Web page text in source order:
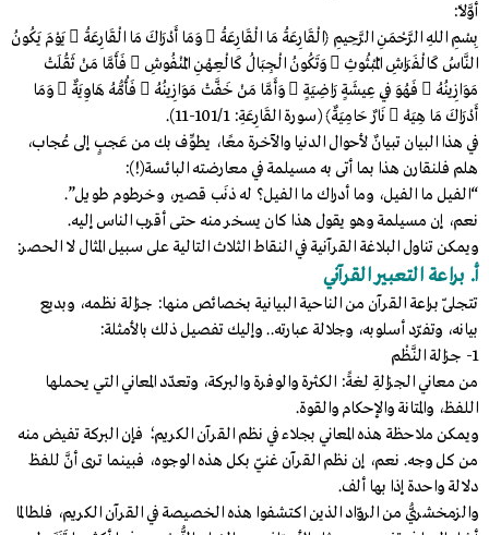
أوَّلًا:
بِسْمِ اللهِ الرَّحْمَنِ الرَّحِيمِ ﴿الْقَارِعَةُ مَا الْقَارِعَةُ  وَمَا أَدْرَاكَ مَا الْقَارِعَةُ  يَوْمَ يَكُونُ
النَّاسُ كَالْفَرَاشِ الْمَبْثُوثِ  وَتَكُونُ الْجِبَالُ كَالْعِهْنِ الْمَنْفُوشِ  فَأَمَّا مَنْ ثَقُلَتْ
مَوَازِينُهُ  فَهُوَ فِي عِيشَةٍ رَاضِيَةٍ  وَأَمَّا مَنْ خَفَّتْ مَوَازِينُهُ  فَأُمُّهُ هَاوِيَةٌ  وَمَا
أَدْرَاكَ مَا هِيَهْ  نَارٌ حَامِيَةٌ﴾ (سورة القَارِعَةِ: 101/1-11).
في هذا البيان تبيانٌ لأحوال الدنيا والآخرة معًا، يطوِّف بك من عَجبٍ إلى عُجاب،
هلم فلنقارن هذا بما أتى به مسيلمة في معارضته البائسة(!):
“الفيل ما الفيل، وما أدراك ما الفيل؟ له ذنَب قصير، وخرطوم طويل”.
نعم، إن مسيلمة وهو يقول هذا كان يسخر منه حتى أقرب الناس إليه.
ويمكن تناول البلاغة القرآنية في النقاط الثلاث التالية على سبيل المثال لا الحصر:
أ. براعة التعبير القرآني
تتجلّى براعة القرآن من الناحية البيانية بخصائص منها: جزالة نظمه، وبديع
بيانه، وتفرّد أسلوبه، وجلالة عبارته.. وإليك تفصيل ذلك بالأمثلة:
1- جزالة النَّظْم
من معاني الجزالةِ لغةً: الكثرة والوفرة والبركة، وتعدّد المعاني التي يحملها
اللفظ، والمتانة والإحكام والقوة.
ويمكن ملاحظة هذه المعاني بجلاء في نظم القرآن الكريم؛ فإن البركة تفيض منه
من كل وجه. نعم، إن نظم القرآن غنيّ بكل هذه الوجوه، فبينما ترى أنَّ للفظ
دلالة واحدة إذا بها ألف.
والزمخشريُّ من الروّاد الذين اكتشفوا هذه الخصيصة في القرآن الكريم، فلطالما